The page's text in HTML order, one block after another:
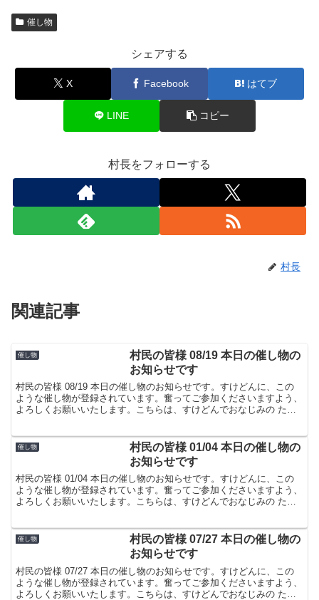
催し物
シェアする
X Facebook はてブ
LINE コピー
村長をフォローする
村長
関連記事
催し物
村民の皆様 08/19 本日の催し物の
お知らせです
村民の皆様 08/19 本日の催し物のお知らせです。すけどんに、この
ような催し物が登録されています。奮ってご参加くださいますよう、
よろしくお願いいたします。こちらは、すけどんでおなじみの たま
催し物
村民の皆様 01/04 本日の催し物の
お知らせです
村民の皆様 01/04 本日の催し物のお知らせです。すけどんに、この
ような催し物が登録されています。奮ってご参加くださいますよう、
よろしくお願いいたします。こちらは、すけどんでおなじみの たま
催し物
村民の皆様 07/27 本日の催し物の
お知らせです
村民の皆様 07/27 本日の催し物のお知らせです。すけどんに、この
ような催し物が登録されています。奮ってご参加くださいますよう、
よろしくお願いいたします。こちらは、すけどんでおなじみの たま